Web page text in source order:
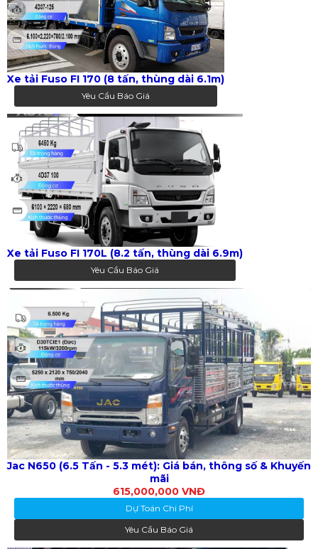
Xe tải Fuso FI 170 (8 tấn, thùng dài 6.1m)
Yêu Cầu Báo Giá
Xe tải Fuso FI 170L (8.2 tấn, thùng dài 6.9m)
Yêu Cầu Báo Giá
Jac N650 (6.5 Tấn - 5.3 mét): Giá bán, thông số & Khuyến
mãi
615,000,000 VNĐ
Dự Toán Chi Phí
Yêu Cầu Báo Giá